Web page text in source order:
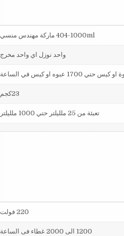
404-1000ml ماركة مهندس منسي
واحد نوزل اي واحد مخرج
تعبئة من 25 ملليلتر حتي 1000 ملليلتر
220 فولت
1200 الى 2000 غطاء فى الساعة